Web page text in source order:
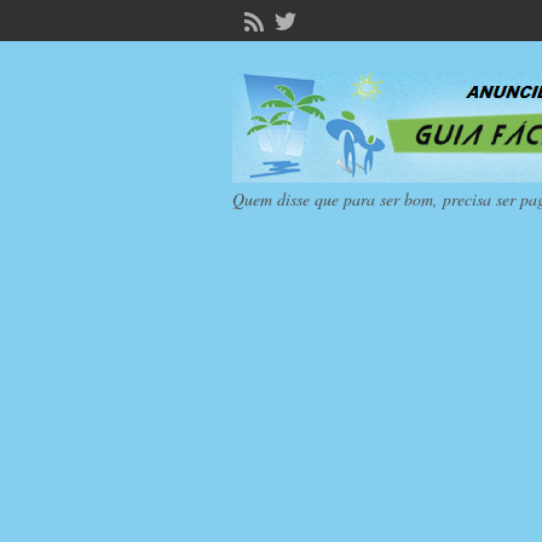
Quem disse que para ser bom, precisa ser